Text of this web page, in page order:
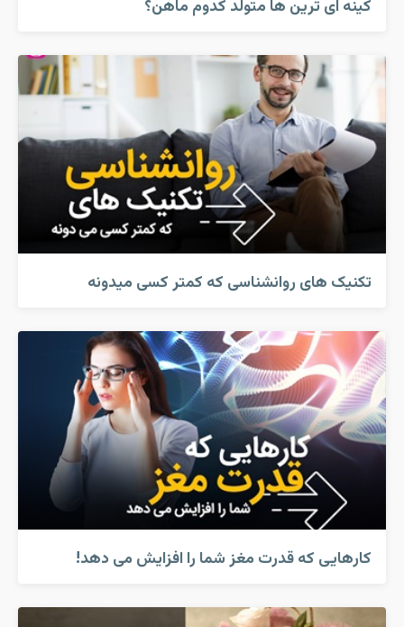
کینه ای ترین ها متولد کدوم ماهن؟
تکنیک های روانشناسی که کمتر کسی میدونه
کارهایی که قدرت مغز شما را افزایش می دهد!